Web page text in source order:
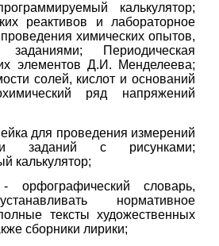
калькулятор;
реактивов и лабораторное
химических опытов,
заданиями; Периодическая
элементов Д.И. Менделеева;
солей, кислот и оснований
ряд напряжений
для проведения измерений
заданий с рисунками;
калькулятор;
словарь,
нормативное
тексты художественных
сборники лирики;